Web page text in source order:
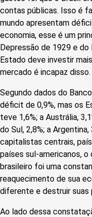
contas públicas. Isso é
mundo apresentam
economia, esse é um
Depressão de 1929 e
Estado deve investir
mercado é incapaz disso.
Segundo dados do
déficit de 0,9%, mas os
teve 1,6%; a Austrália,
do Sul, 2,8%; a Argentina,
capitalistas centrais,
países sul-americanos,
brasileiro foi uma
reaquecimento de sua
diferente e destruir suas
Ao lado dessa